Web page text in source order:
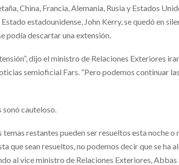
China, Francia, Alemania, Rusia y Estados
estadounidense, John Kerry, se quedó en
podía descartar una extensión.
dijo el ministro de Relaciones Exteriores
semioficial Fars. “Pero podemos continuar
cauteloso.
restantes pueden ser resueltos esta noche o
que sean resueltos, no podemos decir que se ha
al vice ministro de Relaciones Exteriores, Abbas